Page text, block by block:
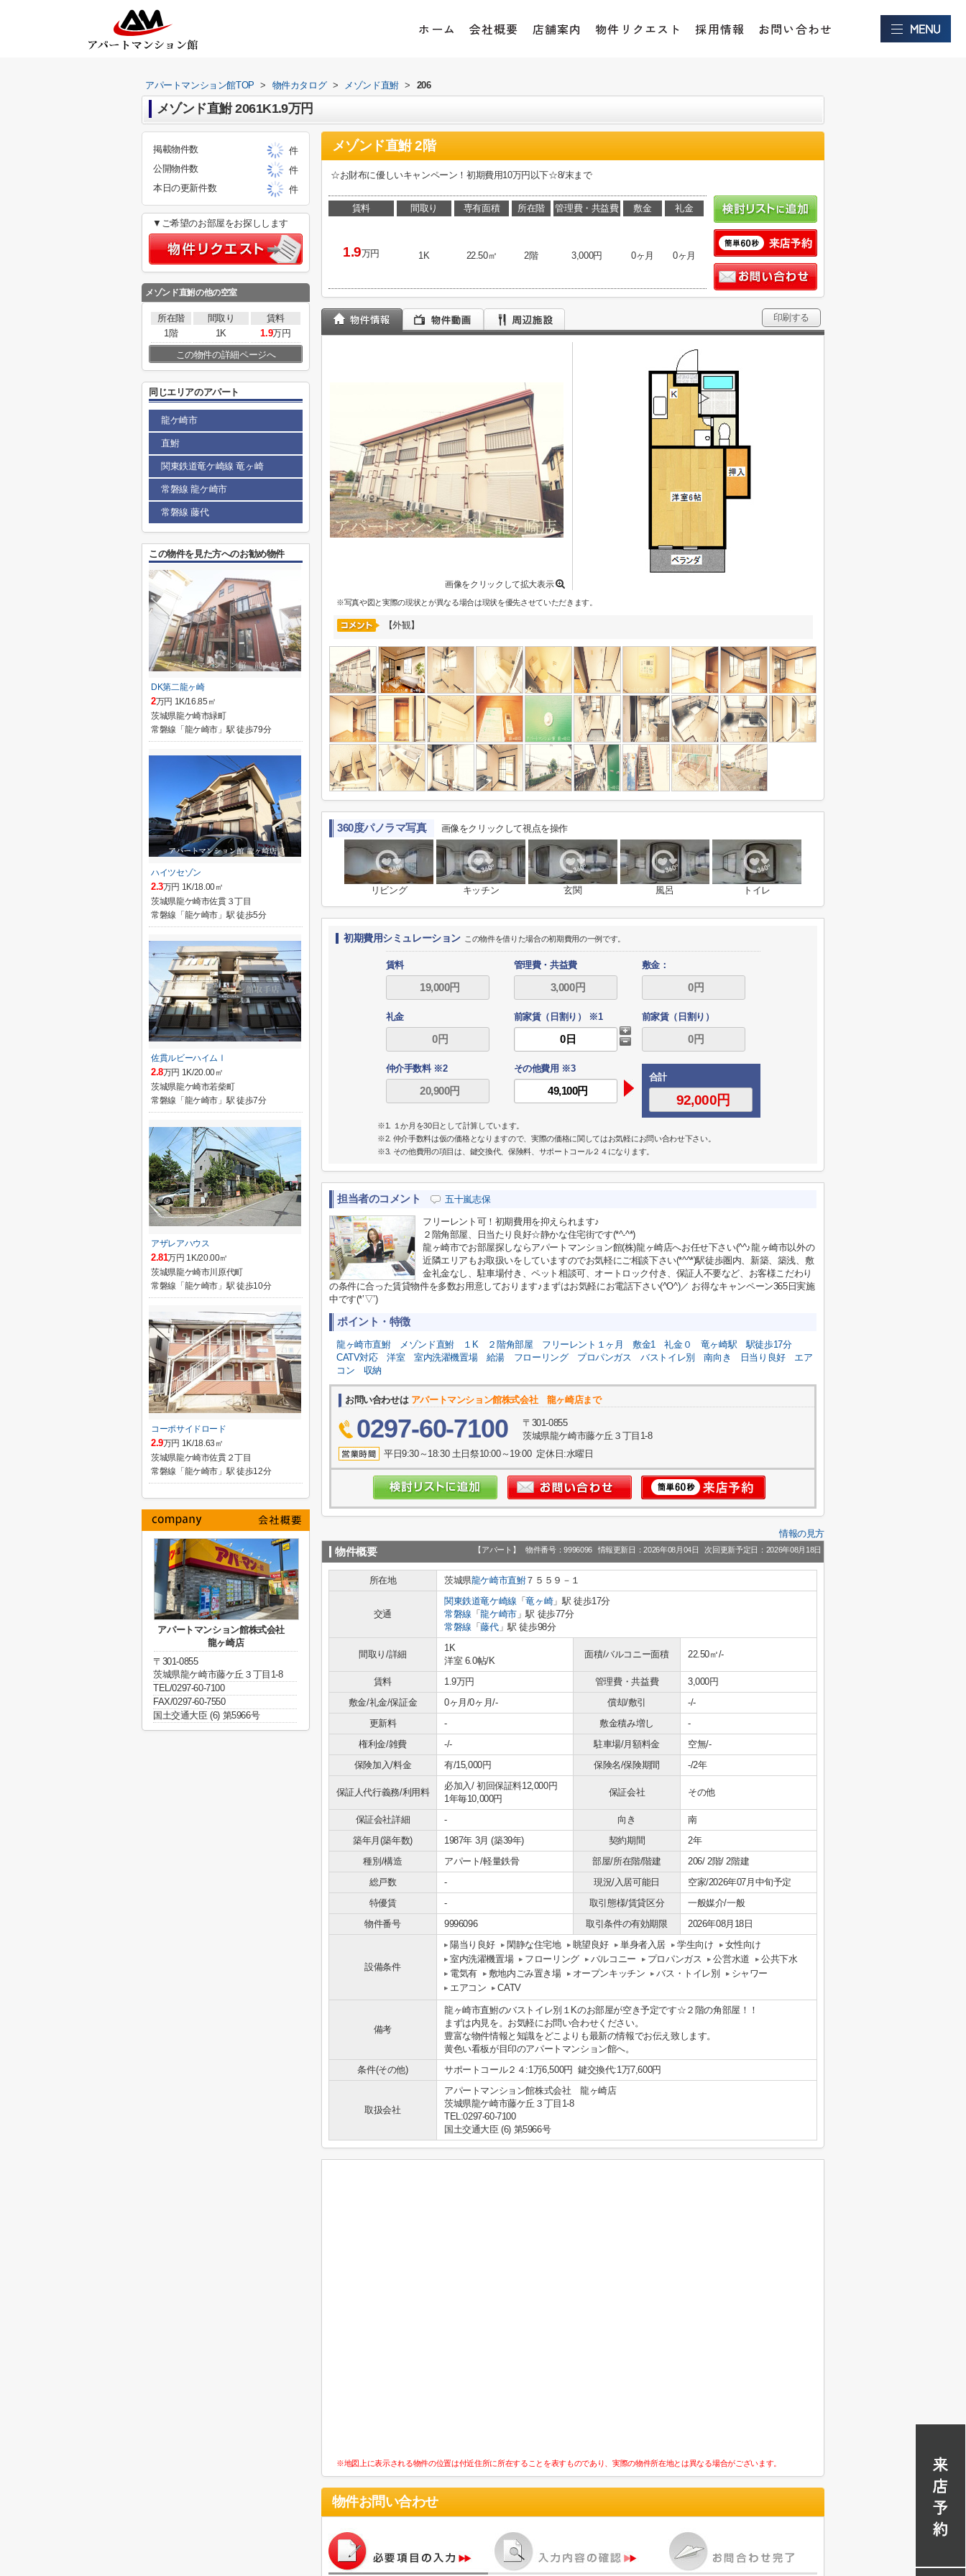
ホーム 会社概要 店舗案内 物件リクエスト 採用情報 お問い合わせ
アパートマンション館TOP > 物件カタログ > メゾンド直鮒 > 206
メゾンド直鮒 2061K1.9万円
メゾンド直鮒 2階
☆お財布に優しいキャンペーン！初期費用10万円以下☆8/末まで
賃料
1.9万円
間取り
1K
専有面積
22.50㎡
所在階
2階
管理費・共益費
3,000円
敷金
0ヶ月
礼金
0ヶ月
印刷する
画像をクリックして拡大表示
※写真や図と実際の現状とが異なる場合は現状を優先させていただきます。
【外観】
360度パノラマ写真 画像をクリックして視点を操作
リビング キッチン 玄関 風呂 トイレ
初期費用シミュレーション この物件を借りた場合の初期費用の一例です。
賃料 管理費・共益費 敷金：
礼金 前家賃（日割り） ※1 前家賃（日割り）
仲介手数料 ※2
その他費用 ※3
合計
※1. １か月を30日として計算しています。
※2. 仲介手数料は仮の価格となりますので、実際の価格に関してはお気軽にお問い合わせ下さい。
※3. その他費用の項目は、鍵交換代、保険料、サポートコール２４になります。
担当者のコメント 五十嵐志保
フリーレント可！初期費用を抑えられます♪
２階角部屋、日当たり良好☆静かな住宅街です(*^-^*)
龍ヶ崎市でお部屋探しならアパートマンション館(株)龍ヶ崎店へお任せ下さい(^^♪龍ヶ崎市以外の
近隣エリアもお取扱いをしていますのでお気軽にご相談下さい(*^^*)駅徒歩圏内、新築、築浅、敷
金礼金なし、駐車場付き、ペット相談可、オートロック付き、保証人不要など、お客様こだわり
の条件に合った賃貸物件を多数お用意しております♪まずはお気軽にお電話下さい(^O^)／ お得なキャンペーン365日実施
中です(*’▽’)
ポイント・特徴
龍ヶ崎市直鮒 メゾンド直鮒 １K ２階角部屋 フリーレント１ヶ月 敷金1 礼金０ 竜ヶ崎駅
駅徒歩17分
CATV対応
洋室 室内洗濯機置場 給湯 フローリング プロパンガス バストイレ別 南向き 日当り良好
エア
コン
収納
お問い合わせは アパートマンション館株式会社 龍ヶ崎店まで
0297-60-7100
〒301-0855
茨城県龍ケ崎市藤ケ丘３丁目1-8
平日9:30～18:30 土日祭10:00～19:00 定休日:水曜日
情報の見方
物件概要 【アパート】 物件番号：9996096 情報更新日：2026年08月04日 次回更新予定日：2026年08月18日
所在地 茨城県龍ケ崎市直鮒７５５９－１
交通
関東鉄道竜ケ崎線 「竜ヶ崎」駅 徒歩17分
常磐線 「龍ケ崎市」駅 徒歩77分
常磐線 「藤代」駅 徒歩98分
間取り/詳細
1K
洋室 6.0帖/K
面積/バルコニー面積 22.50㎡/-
賃料 1.9万円 管理費・共益費
3,000円
敷金/礼金/保証金
0ヶ月/0ヶ月/- 償却/敷引
-/-
更新料
- 敷金積み増し
-
権利金/雑費
-/- 駐車場/月額料金
空無/-
保険加入/料金
有/15,000円 保険名/保険期間 -/2年
保証人代行義務/利用料
必加入/初回保証料12,000円
1年毎10,000円
保証会社 その他
保証会社詳細 - 向き
南
築年月(築年数)
1987年 3月 (築39年) 契約期間
2年
種別/構造
アパート/軽量鉄骨 部屋/所在階/階建
206/ 2階/ 2階建
総戸数
- 現況/入居可能日
空家/2026年07月中旬予定
特優賃
- 取引態様/賃貸区分
一般媒介/一般
物件番号
9996096 取引条件の有効期限 2026年08月18日
設備条件
陽当り良好 閑静な住宅地 眺望良好 単身者入居 学生向け
女性向け
室内洗濯機置場
フローリング バルコニー プロパンガス 公営水道
公共下水
電気有
敷地内ごみ置き場 オープンキッチン バス・トイレ別
シャワー
エアコン
CATV
備考
龍ヶ崎市直鮒のバストイレ別１Kのお部屋が空き予定です☆２階の角部屋！！
まずは内見を。お気軽にお問い合わせください。
豊富な物件情報と知識をどこよりも最新の情報でお伝え致します。
黄色い看板が目印のアパートマンション館へ。
条件(その他)
サポートコール２４:1万6,500円 鍵交換代:1万7,600円
取扱会社
アパートマンション館株式会社 龍ヶ崎店
茨城県龍ケ崎市藤ケ丘３丁目1-8
TEL:0297-60-7100
国土交通大臣 (6) 第5966号
※地図上に表示される物件の位置は付近住所に所在することを表すものであり、実際の物件所在地とは異なる場合がございます。
物件お問い合わせ
掲載物件数
件
公開物件数
件
本日の更新件数
件
▼ご希望のお部屋をお探しします
メゾンド直鮒の他の空室
所在階 間取り
賃料
1階
1K 1.9万円
この物件の詳細ページへ
同じエリアのアパート
龍ケ崎市
直鮒
関東鉄道竜ケ崎線 竜ヶ崎
常磐線 龍ケ崎市
常磐線 藤代
この物件を見た方へのお勧め物件
DK第二龍ヶ崎
2万円 1K/16.85㎡
茨城県龍ケ崎市緑町
常磐線「龍ケ崎市」駅 徒歩79分
ハイツセゾン
2.3万円 1K/18.00㎡
茨城県龍ケ崎市佐貫３丁目
常磐線「龍ケ崎市」駅 徒歩5分
佐貫ルビーハイムⅠ
2.8万円 1K/20.00㎡
茨城県龍ケ崎市若柴町
常磐線「龍ケ崎市」駅 徒歩7分
アザレアハウス
2.81万円 1K/20.00㎡
茨城県龍ケ崎市川原代町
常磐線「龍ケ崎市」駅 徒歩10分
コーポサイドロード
2.9万円 1K/18.63㎡
茨城県龍ケ崎市佐貫２丁目
常磐線「龍ケ崎市」駅 徒歩12分
アパートマンション館株式会社
龍ヶ崎店
〒301-0855
茨城県龍ケ崎市藤ケ丘３丁目1-8
TEL/0297-60-7100
FAX/0297-60-7550
国土交通大臣 (6) 第5966号